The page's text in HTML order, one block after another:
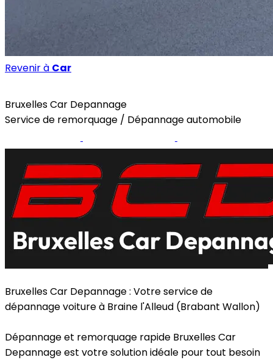
Revenir à Car
Bruxelles Car Depannage
Service de remorquage / Dépannage automobile
Bruxelles Car Depannage : Votre service de
dépannage voiture à Braine l'Alleud (Brabant Wallon)
Dépannage et remorquage rapide Bruxelles Car
Depannage est votre solution idéale pour tout besoin